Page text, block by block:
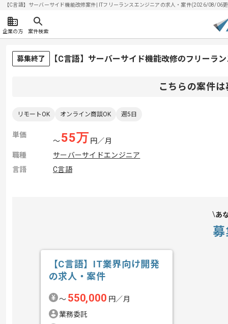
【C言語】サーバーサイド機能改修案件| ITフリーランスエンジニアの求人・案件(2026/08/06
企業の方 案件検索
募集終了 【C言語】サーバーサイド機能改修のフリーラ
こちらの案件
リモートOK オンライン商談OK 週5日
単価
〜55万 円／月
職種
サーバーサイドエンジニア
言語
C言語
あ
【C言語】IT業界向け開発
の求人・案件
〜 550,000 円／月
業務委託